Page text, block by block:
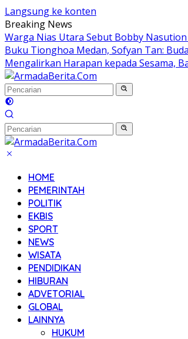
Langsung ke konten
Breaking News
Warga Nias Utara Sebut Bobby
Buku Tionghoa Medan, Sofyan Tan:
Mengalirkan Harapan kepada Sesama,
HOME
PEMERINTAH
POLITIK
EKBIS
SPORT
NEWS
WISATA
PENDIDIKAN
HIBURAN
ADVETORIAL
GLOBAL
LAINNYA
HUKUM